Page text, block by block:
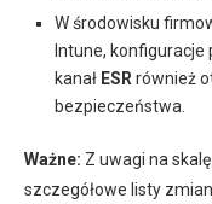
W środowisku
Intune, konfiguracje
kanał ESR również
bezpieczeństwa.
Ważne: Z uwagi na
szczegółowe listy